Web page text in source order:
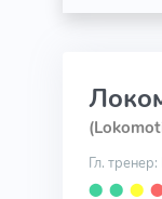
Гл. тренер:
⬤ ⬤ ⬤